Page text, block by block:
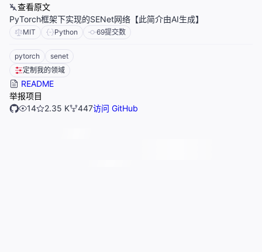
查看原文
PyTorch框架下实现的SENet网络【此简介由AI生成】
MIT Python 69提交数
pytorch
senet
定制我的领域
README
举报项目
14
2.35 K 447访问 GitHub